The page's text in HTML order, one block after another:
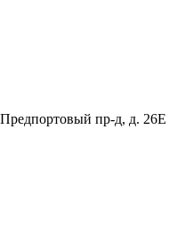
пр-д, д. 26Е